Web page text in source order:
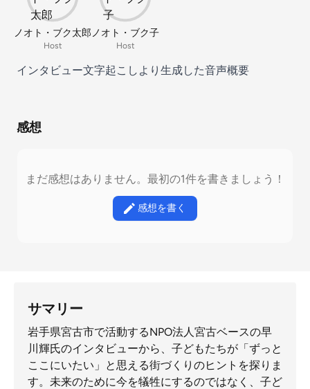
ノオト・ブク太郎
Host
ノオト・ブク子
Host
インタビュー文字起こしより生成した音声概要
感想
まだ感想はありません。最初の1件を書きましょう！
感想を書く
サマリー
岩手県宮古市で活動するNPO法人宮古ベースの早
川輝氏のインタビューから、子どもたちが「ずっと
ここにいたい」と思える街づくりのヒントを探りま
す。未来のために今を犠牲にするのではなく、子ど